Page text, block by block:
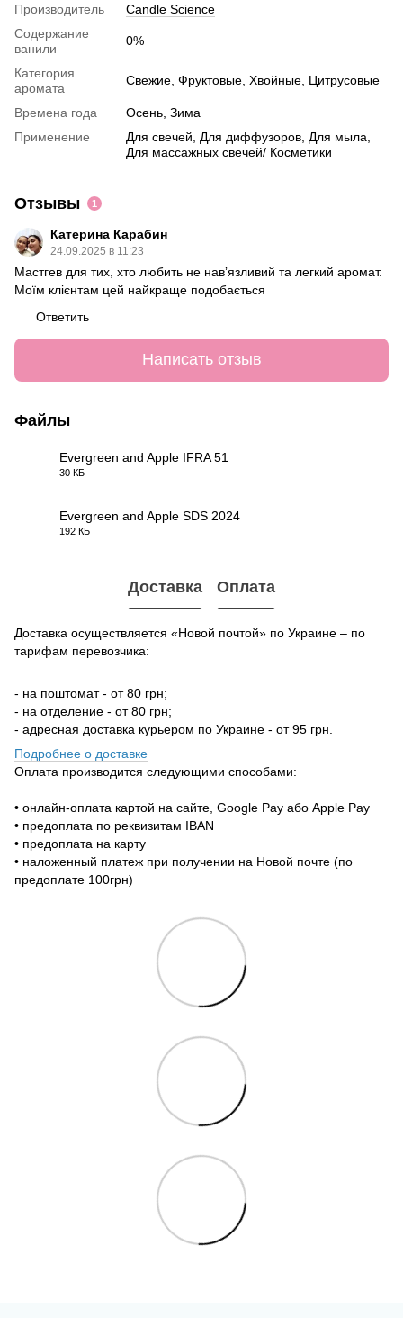
Производитель
Candle Science
Содержание
ванили
0%
Категория
аромата
Свежие, Фруктовые, Хвойные, Цитрусовые
Времена года
Осень, Зима
Применение
Для свечей, Для диффузоров, Для мыла,
Для массажных свечей/ Косметики
Отзывы 1
Катерина Карабин
24.09.2025 в 11:23
Мастгев для тих, хто любить не навʼязливий та легкий аромат.
Моїм клієнтам цей найкраще подобається
Ответить
Написать отзыв
Файлы
Evergreen and Apple IFRA 51
30 КБ
Evergreen and Apple SDS 2024
192 КБ
Доставка Оплата
Доставка осуществляется «Новой почтой» по Украине – по
тарифам перевозчика:
- на поштомат - от 80 грн;
- на отделение - от 80 грн;
- адресная доставка курьером по Украине - от 95 грн.
Подробнее о доставке
Оплата производится следующими способами:
• онлайн-оплата картой на сайте, Google Pay або Apple Pay
• предоплата по реквизитам IBAN
• предоплата на карту
• наложенный платеж при получении на Новой почте (по
предоплате 100грн)